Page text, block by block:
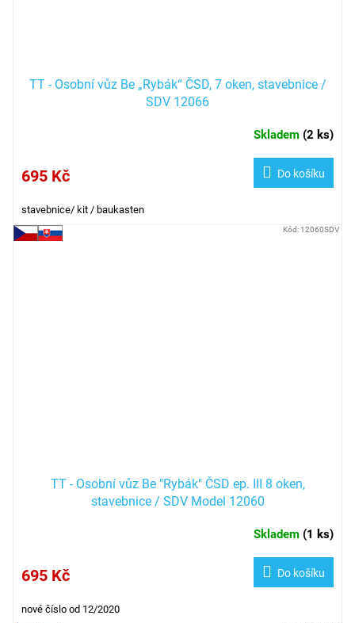
TT - Osobní vůz Be „Rybák“ ČSD, 7 oken, stavebnice /
SDV 12066
Skladem (2 ks)
695 Kč Do košíku
stavebnice/ kit / baukasten
TT - Osobní vůz Be "Rybák" ČSD ep. III 8 oken,
stavebnice / SDV Model 12060
Skladem (1 ks)
695 Kč Do košíku
nové číslo od 12/2020
Kód: 12060SDV